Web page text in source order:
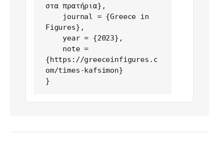
στα πρατήρια},
Figures},
{https://greeceinfigures.c
om/times-kafsimon}
}